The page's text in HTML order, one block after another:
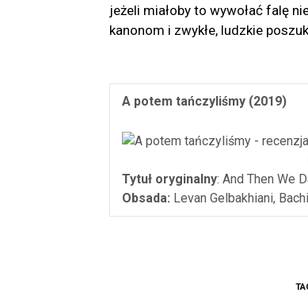
jeżeli miałoby to wywołać falę
kanonom i zwykłe, ludzkie
A potem tańczyliśmy (2019)
Tytuł oryginalny: And Then We
Obsada: Levan Gelbakhiani,